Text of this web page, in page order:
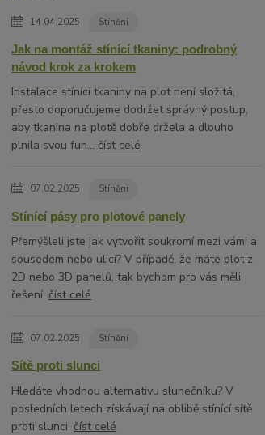
14.04.2025 Stínění
Jak na montáž stínící tkaniny: podrobný
návod krok za krokem
Instalace stínící tkaniny na plot není složitá,
přesto doporučujeme dodržet správný postup,
aby tkanina na plotě dobře držela a dlouho
plnila svou fun...číst celé
07.02.2025 Stínění
Stínící pásy pro plotové panely
Přemýšleli jste jak vytvořit soukromí mezi vámi a
sousedem nebo ulicí? V případě, že máte plot z
2D nebo 3D panelů, tak bychom pro vás měli
řešení.číst celé
07.02.2025 Stínění
Sítě proti slunci
Hledáte vhodnou alternativu slunečníku? V
posledních letech získávají na oblibě stínící sítě
proti slunci.číst celé